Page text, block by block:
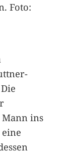
Foto:
ins